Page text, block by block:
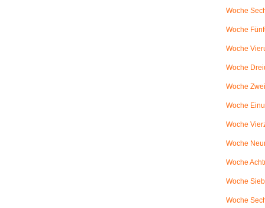
Woche
Woche
Woche
Woche
Woche
Woche
Woche
Woche
Woche
Woche
Woche